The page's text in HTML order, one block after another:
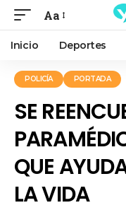
Aa
Inicio Deportes
POLICÍA PORTADA
SE
QUE
LA VIDA